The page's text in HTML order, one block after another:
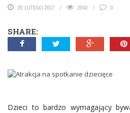
20 LUTEGO 2017 2043 0
SHARE:
Dzieci to bardzo wymagający